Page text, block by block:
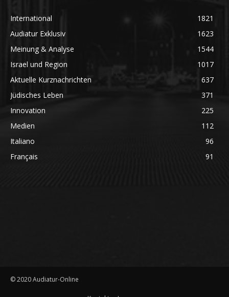
International
1821
Audiatur Exklusiv
1623
Meinung & Analyse
1544
Israel und Region
1017
Aktuelle Kurznachrichten
637
Jüdisches Leben
371
Innovation
225
Medien
112
Italiano
96
Français
91
© 2020 Audiatur-Online